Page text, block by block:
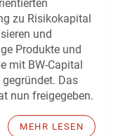
zu Risikokapital
und
Produkte und
mit BW-Capital
Das
nun freigegeben.
MEHR LESEN